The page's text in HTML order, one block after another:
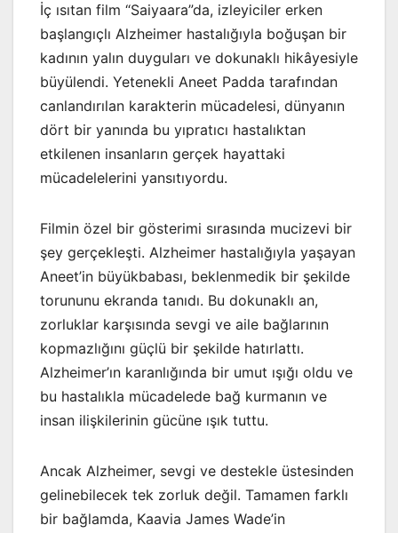
İç ısıtan film “Saiyaara”da, izleyiciler erken
başlangıçlı Alzheimer hastalığıyla boğuşan bir
kadının yalın duyguları ve dokunaklı hikâyesiyle
büyülendi. Yetenekli Aneet Padda tarafından
canlandırılan karakterin mücadelesi, dünyanın
dört bir yanında bu yıpratıcı hastalıktan
etkilenen insanların gerçek hayattaki
mücadelelerini yansıtıyordu.
Filmin özel bir gösterimi sırasında mucizevi bir
şey gerçekleşti. Alzheimer hastalığıyla yaşayan
Aneet’in büyükbabası, beklenmedik bir şekilde
torununu ekranda tanıdı. Bu dokunaklı an,
zorluklar karşısında sevgi ve aile bağlarının
kopmazlığını güçlü bir şekilde hatırlattı.
Alzheimer’ın karanlığında bir umut ışığı oldu ve
bu hastalıkla mücadelede bağ kurmanın ve
insan ilişkilerinin gücüne ışık tuttu.
Ancak Alzheimer, sevgi ve destekle üstesinden
gelinebilecek tek zorluk değil. Tamamen farklı
bir bağlamda, Kaavia James Wade’in